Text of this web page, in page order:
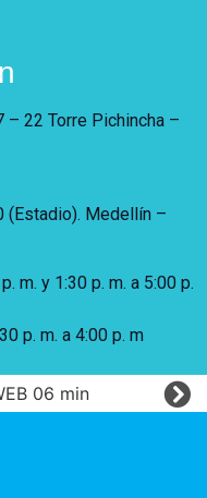
– 22 Torre Pichincha –
(Estadio). Medellín –
m. y 1:30 p. m. a 5:00 p.
p. m. a 4:00 p. m